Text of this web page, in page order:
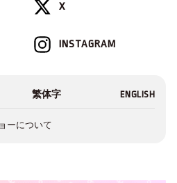
X
INSTAGRAM
ーについて